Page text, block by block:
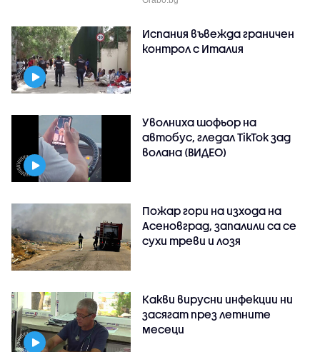
Испания въвежда граничен
контрол с Италия
Уволниха шофьор на
автобус, гледал TikTok зад
волана (ВИДЕО)
Пожар гори на изхода на
Асеновград, запалили са се
сухи треви и лозя
Какви вирусни инфекции ни
засягат през летните
месеци